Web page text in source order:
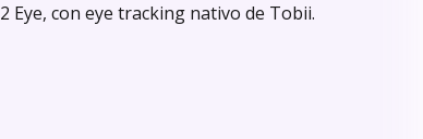
Eye, con eye tracking nativo de Tobii.